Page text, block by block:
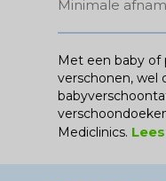
Minimale
Met een baby
verschonen, wel
Mediclinics.